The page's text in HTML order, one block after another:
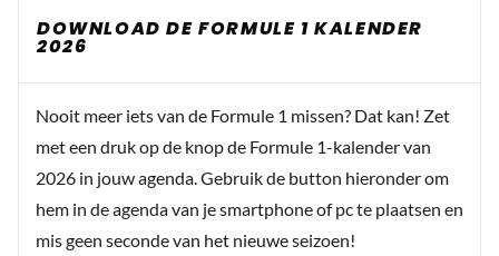
DOWNLOAD DE FORMULE 1 KALENDER
2026
Nooit meer iets van de Formule 1 missen? Dat kan! Zet
met een druk op de knop de Formule 1-kalender van
2026 in jouw agenda. Gebruik de button hieronder om
hem in de agenda van je smartphone of pc te plaatsen en
mis geen seconde van het nieuwe seizoen!